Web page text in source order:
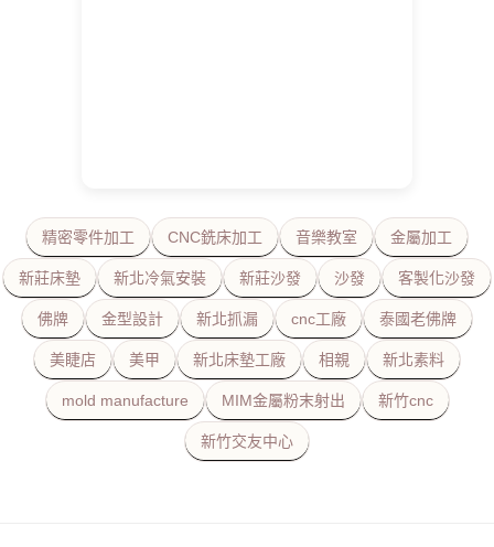
精密零件加工 CNC銑床加工 音樂教室 金屬加工
新莊床墊 新北冷氣安裝 新莊沙發 沙發 客製化沙發
佛牌 金型設計 新北抓漏 cnc工廠 泰國老佛牌
美睫店 美甲 新北床墊工廠 相親 新北素料
mold manufacture MIM金屬粉末射出 新竹cnc
新竹交友中心